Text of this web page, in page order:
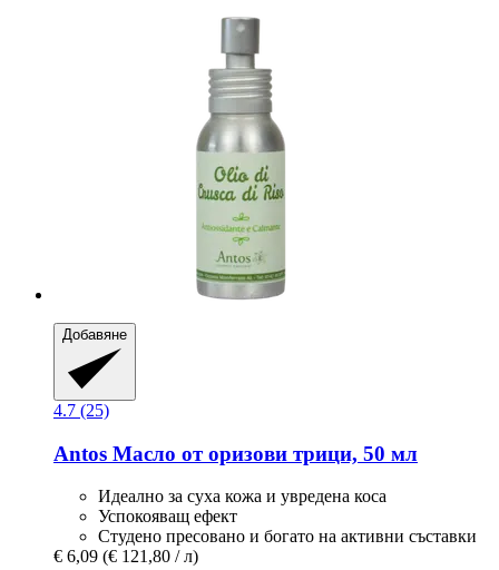
Добавяне
4.7 (25)
Antos Масло от оризови трици, 50 мл
Идеално за суха кожа и увредена коса
Успокояващ ефект
Студено пресовано и богато на активни съставки
€ 6,09 (€ 121,80 / л)